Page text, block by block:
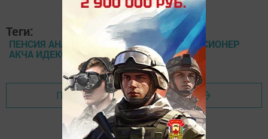
Теги:
ПЕНСИЯ АНА КАПИТАЛЫ ЗАКОН БАЛА ПЕНСИОНЕР
АКЧА ИДЕКСАЦИЯ
Перейти на страницу новости